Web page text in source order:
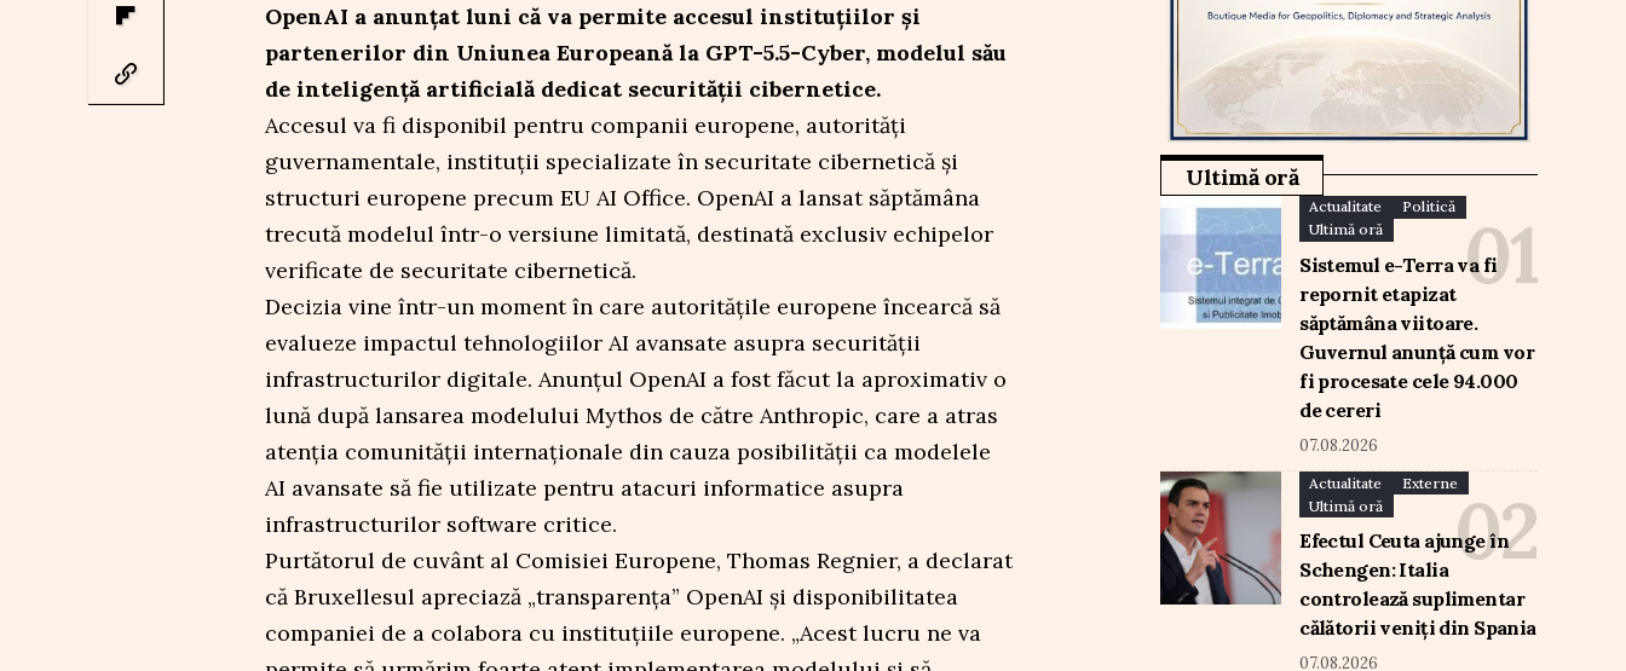
OpenAI a anunţat luni că va permite accesul instituţiilor şi
partenerilor din Uniunea Europeană la GPT-5.5-Cyber, modelul său
de inteligenţă artificială dedicat securităţii cibernetice.
Accesul va fi disponibil pentru companii europene, autorităţi
guvernamentale, instituţii specializate în securitate cibernetică şi
structuri europene precum EU AI Office. OpenAI a lansat săptămâna
trecută modelul într-o versiune limitată, destinată exclusiv echipelor
verificate de securitate cibernetică.
Decizia vine într-un moment în care autorităţile europene încearcă să
evalueze impactul tehnologiilor AI avansate asupra securităţii
infrastructurilor digitale. Anunţul OpenAI a fost făcut la aproximativ o
lună după lansarea modelului Mythos de către Anthropic, care a atras
atenţia comunităţii internaţionale din cauza posibilităţii ca modelele
AI avansate să fie utilizate pentru atacuri informatice asupra
infrastructurilor software critice.
Purtătorul de cuvânt al Comisiei Europene, Thomas Regnier, a declarat
că Bruxellesul apreciază „transparenţa” OpenAI şi disponibilitatea
companiei de a colabora cu instituţiile europene. „Acest lucru ne va
Ultimă oră
Actualitate
Politică
Ultimă oră
Sistemul e-Terra va fi
repornit etapizat
săptămâna viitoare.
Guvernul anunță cum vor
fi procesate cele 94.000
de cereri
07.08.2026
Actualitate
Externe
Ultimă oră
Efectul Ceuta ajunge în
Schengen: Italia
controlează suplimentar
călătorii veniți din Spania
07.08.2026